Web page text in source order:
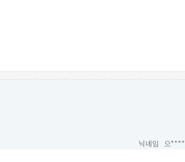
닉네임 으****